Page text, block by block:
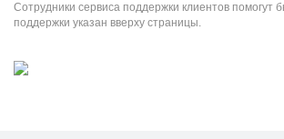
Сотрудники сервиса поддержки клиентов
поддержки указан вверху страницы.